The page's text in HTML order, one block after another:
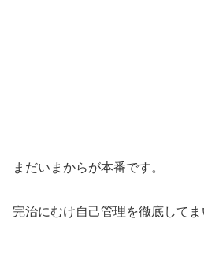
まだいまからが本番です。
完治にむけ自己管理を徹底してま